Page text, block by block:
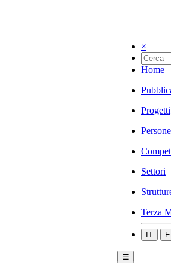
×
Home
Progetti
Persone
Settori
Terza
IT
☰